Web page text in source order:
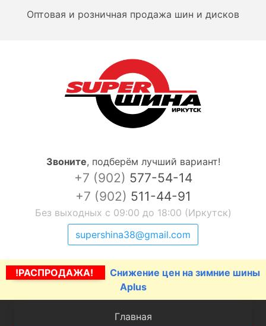
Оптовая и розничная продажа шин и дисков
Звоните, подберём лучший вариант!
+7 (902) 577-54-14
+7 (902) 511-44-91
Без выходных с 09:00 до 18:00 (Иркутск)
supershina38@gmail.com
!РАСПРОДАЖА!
Снижение цен на зимние шины
Aplus
Главная